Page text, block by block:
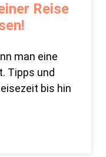
Reise
man eine
Tipps und
bis hin